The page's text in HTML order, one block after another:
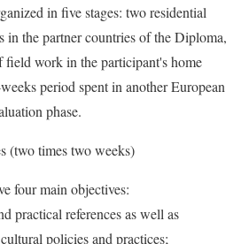
in five stages: two residential
in the partner countries of the Diploma,
field work in the participant's home
period spent in another European
phase.
(two times two weeks)
four main objectives:
practical references as well as
policies and practices;